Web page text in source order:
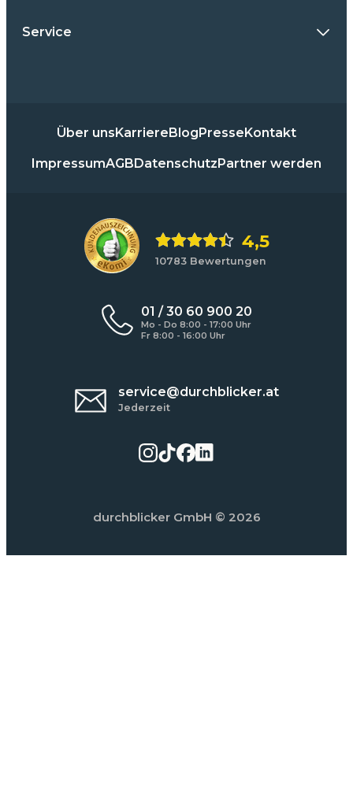
Service
Über unsKarriereBlogPresseKontakt
ImpressumAGBDatenschutzPartner werden
4,5
10783 Bewertungen
01 / 30 60 900 20
Mo - Do 8:00 - 17:00 Uhr
Fr 8:00 - 16:00 Uhr
service@durchblicker.at
Jederzeit
durchblicker GmbH © 2026